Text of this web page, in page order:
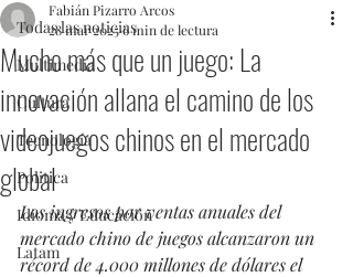
Todas las noticias
Multimedia
Cultura
Tecnología
Politica
Idioma y Educación
Latam
Mucho más que un juego: La
innovación allana el camino de los
videojuegos chinos en el mercado
global
Fabián Pizarro Arcos
28 mar 20256 min de lectura
Los ingresos por ventas anuales del
mercado chino de juegos alcanzaron un
récord de 4.000 millones de dólares el